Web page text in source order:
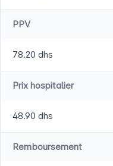
PPV
78.20 dhs
Prix hospitalier
48.90 dhs
Remboursement